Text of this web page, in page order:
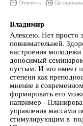
Ответить Цитировать
Владимир
Алексею. Нет просто
повнимательней.
настроения
доносимый
пустым. И это имеет
степени как
мнение в
формировать его
например -
управления массами
стимулирующим в